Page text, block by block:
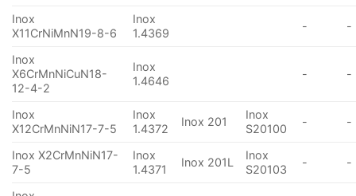
Inox
X11CrNiMnN19-8-6
Inox
1.4369
- -
Inox
X6CrMnNiCuN18-
12-4-2
Inox
1.4646
- -
Inox
X12CrMnNiN17-7-5
Inox
1.4372
Inox 201
Inox
S20100
- -
Inox X2CrMnNiN17-
7-5
Inox
1.4371
Inox 201L
Inox
S20103
- -